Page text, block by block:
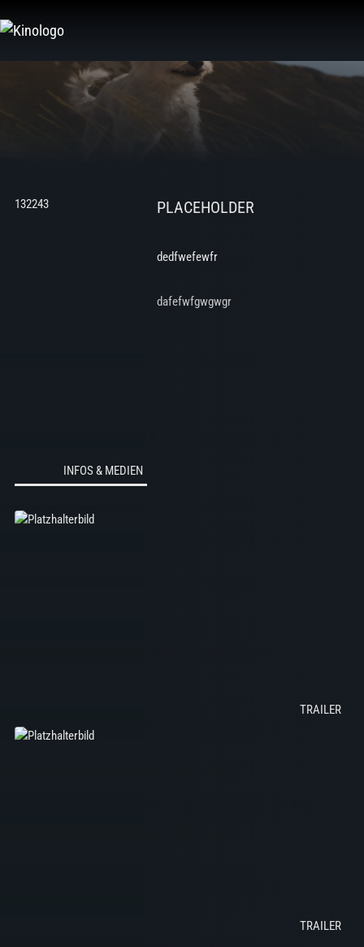
Inhalt
132243 PLACEHOLDER
dedfwefewfr
dafefwfgwgwgr
INFOS & MEDIEN